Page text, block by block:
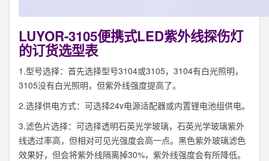
LUYOR-3105便携式LED紫外线探伤灯
的订货选型表
1.型号选择：首先选择型号3104或3105，3104有白光照明，
3105没有白光照明，但紫外线强度提高了。
2.选择供电方式：可选择24v电源适配器或内置锂电池组供电。
3.滤色片选择：可选择透明石英光学玻璃，石英光学玻璃紫外
线透过率高，但相对可见光强度会高一点。黑色紫外玻璃滤色
效果好，但会将紫外线隔离掉30%，紫外线强度会有所降低。